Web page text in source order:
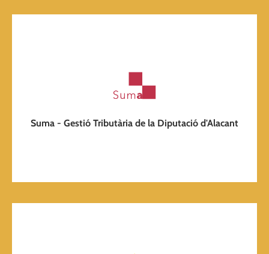
Suma - Gestió Tributària de la Diputació d'Alacant
Suma - Gestión Tributaria de la Diputación de Alicante